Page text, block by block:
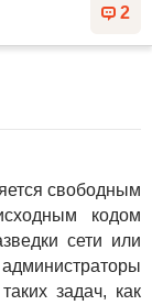
2
свободным
кодом
сети или
задач, как